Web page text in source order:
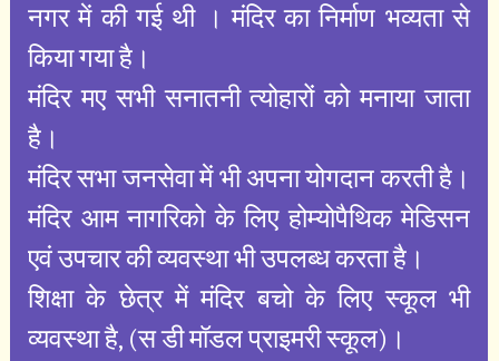
नगर में की गई थी । मंदिर का निर्माण भव्यता से
किया गया है।
मंदिर मए सभी सनातनी त्योहारों को मनाया जाता
है।
मंदिर सभा जनसेवा में भी अपना योगदान करती है।
मंदिर आम नागरिको के लिए होम्योपैथिक मेडिसन
एवं उपचार की व्यवस्था भी उपलब्ध करता है।
शिक्षा के छेत्र में मंदिर बचो के लिए स्कूल भी
व्यवस्था है, (स डी मॉडल प्राइमरी स्कूल)।